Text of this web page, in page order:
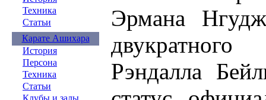
Техника
Статьи
Карате Ашихара
История
Персона
Техника
Статьи
Клубы и залы
Эрмана
Рэндалла